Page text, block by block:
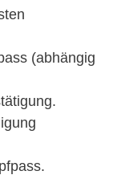
(abhängig